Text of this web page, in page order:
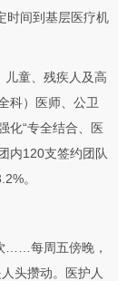
时间到基层医疗机
儿童、残疾人及高
科）医师、公卫
化“专全结合、医
内120支签约团队
。
……每周五傍晚，
头攒动。医护人